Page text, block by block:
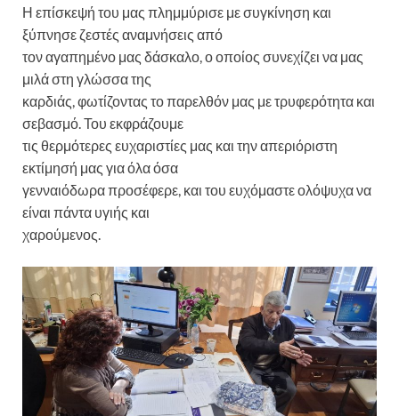
Η επίσκεψή του μας πλημμύρισε με συγκίνηση και
ξύπνησε ζεστές αναμνήσεις από
τον αγαπημένο μας δάσκαλο, ο οποίος συνεχίζει να μας
μιλά στη γλώσσα της
καρδιάς, φωτίζοντας το παρελθόν μας με τρυφερότητα και
σεβασμό. Του εκφράζουμε
τις θερμότερες ευχαριστίες μας και την απεριόριστη
εκτίμησή μας για όλα όσα
γενναιόδωρα προσέφερε, και του ευχόμαστε ολόψυχα να
είναι πάντα υγιής και
χαρούμενος.